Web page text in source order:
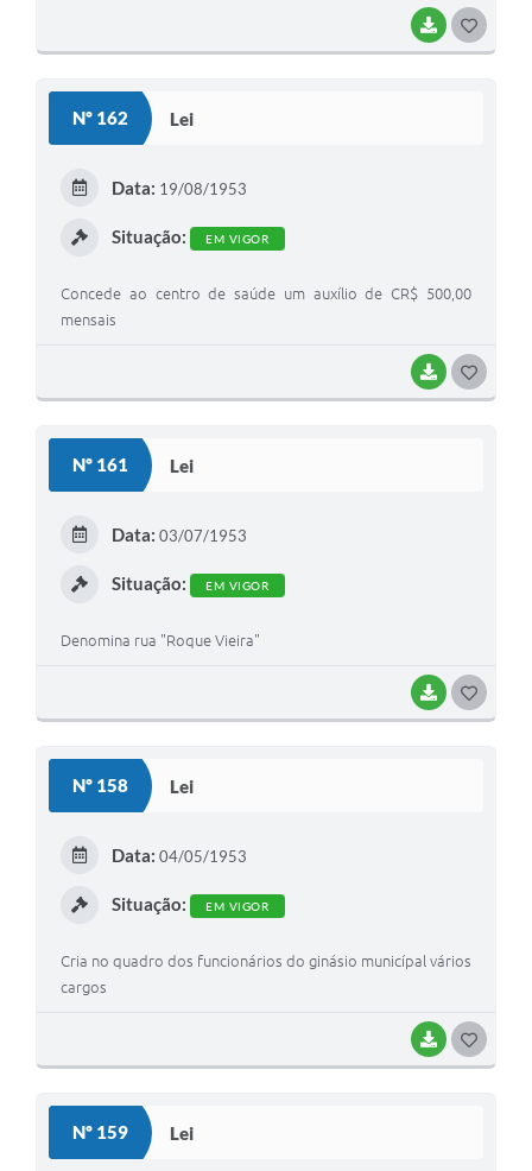
BAIXAR
Nº 162 Lei
BAIXAR
Data: 19/08/1953
Situação: EM VIGOR
Concede ao centro de saúde um auxílio de CR$ 500,00
mensais
Nº 161 Lei
BAIXAR
Data: 03/07/1953
Situação: EM VIGOR
Denomina rua "Roque Vieira"
Nº 158 Lei
BAIXAR
Data: 04/05/1953
Situação: EM VIGOR
Cria no quadro dos funcionários do ginásio municípal vários
cargos
Nº 159 Lei